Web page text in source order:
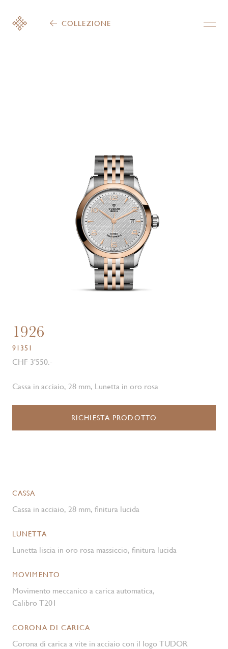
COLLEZIONE
1926
91351
CHF 3'550.-
Cassa in acciaio, 28 mm, Lunetta in oro rosa
RICHIESTA PRODOTTO
CASSA
Cassa in acciaio, 28 mm, finitura lucida
LUNETTA
Lunetta liscia in oro rosa massiccio, finitura lucida
MOVIMENTO
Movimento meccanico a carica automatica,
Calibro T201
CORONA DI CARICA
Corona di carica a vite in acciaio con il logo TUDOR